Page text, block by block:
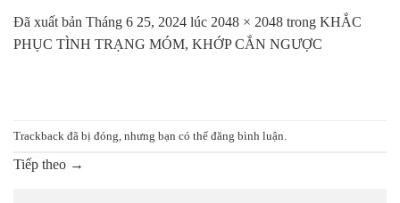
Đã xuất bản Tháng 6 25, 2024 lúc 2048 × 2048 trong KHẮC
PHỤC TÌNH TRẠNG MÓM, KHỚP CẮN NGƯỢC
Trackback đã bị đóng, nhưng bạn có thể đăng bình luận
Tiếp theo →